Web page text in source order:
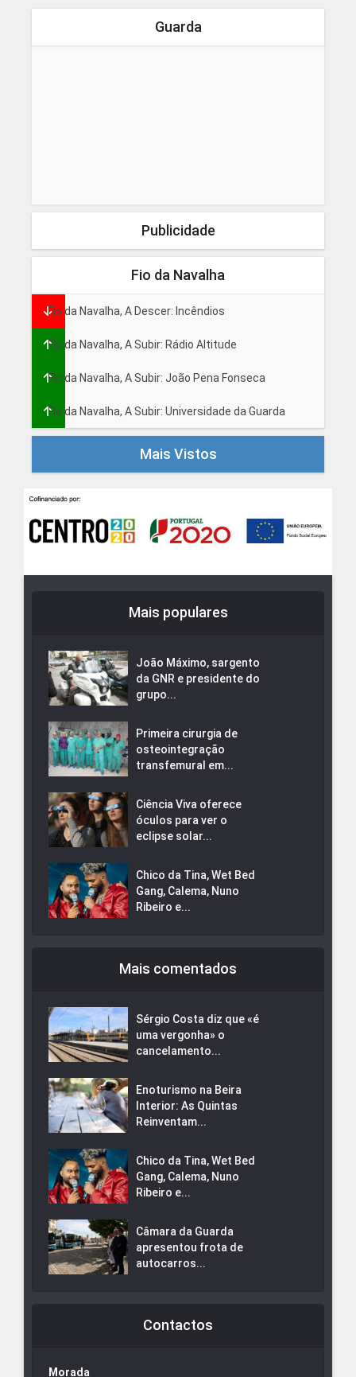
Guarda
Publicidade
Fio da Navalha
Fio da Navalha, A Descer: Incêndios
Fio da Navalha, A Subir: Rádio Altitude
Fio da Navalha, A Subir: João Pena Fonseca
Fio da Navalha, A Subir: Universidade da Guarda
Mais Vistos
Mais populares
João Máximo, sargento
da GNR e presidente do
grupo...
Primeira cirurgia de
osteointegração
transfemural em...
Ciência Viva oferece
óculos para ver o
eclipse solar...
Chico da Tina, Wet Bed
Gang, Calema, Nuno
Ribeiro e...
Mais comentados
Sérgio Costa diz que «é
uma vergonha» o
cancelamento...
Enoturismo na Beira
Interior: As Quintas
Reinventam...
Chico da Tina, Wet Bed
Gang, Calema, Nuno
Ribeiro e...
Câmara da Guarda
apresentou frota de
autocarros...
Contactos
Morada